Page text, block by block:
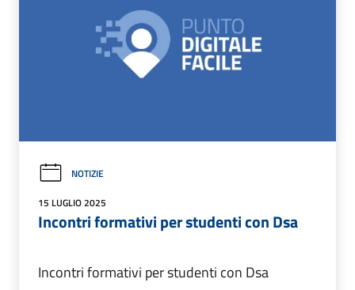
NOTIZIE
15 LUGLIO 2025
Incontri formativi per studenti con Dsa
Incontri formativi per studenti con Dsa